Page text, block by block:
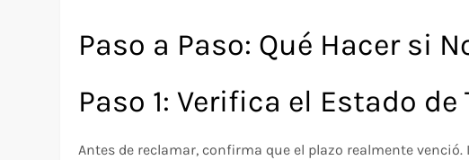
Paso a Paso: Qué Hacer si
Paso 1: Verifica el Estado
Antes de reclamar, confirma que el plazo realmente venció.